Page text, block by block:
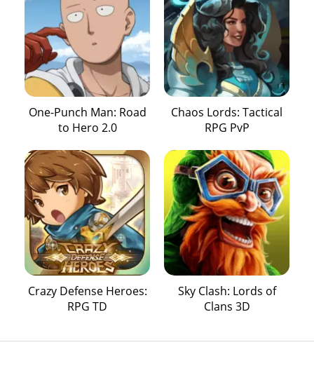
One-Punch Man: Road
to Hero 2.0
Chaos Lords: Tactical
RPG PvP
Crazy Defense Heroes:
RPG TD
Sky Clash: Lords of
Clans 3D